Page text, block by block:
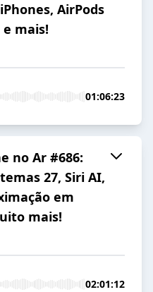
AirPods
mais!
01:06:23
no Ar #686:
27, Siri AI,
em
mais!
02:01:12